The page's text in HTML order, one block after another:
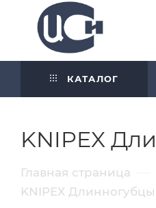
КАТАЛОГ
KNIPEX
Главная страница
KNIPEX